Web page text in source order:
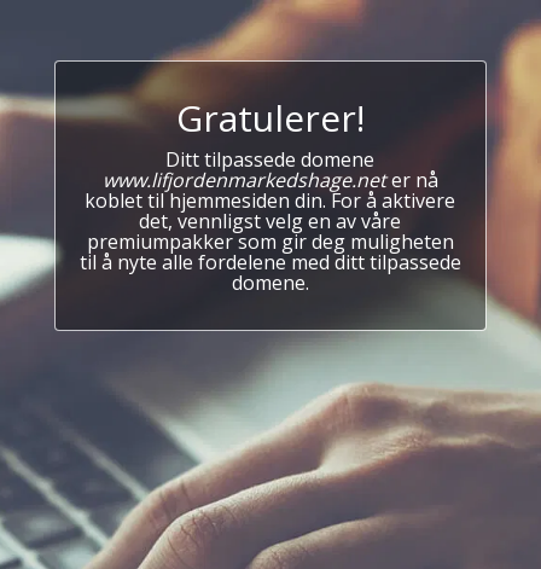
Gratulerer!
Ditt tilpassede domene
www.lifjordenmarkedshage.neter nå
koblet til hjemmesiden din. For å aktivere
det, vennligst velg en av våre
premiumpakker som gir deg muligheten
til å nyte alle fordelene med ditt tilpassede
domene.